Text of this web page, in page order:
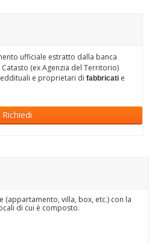
ufficiale estratto dalla banca
Catasto (ex Agenzia del Territorio)
e proprietari difabbricati e
Richiedi
(appartamento, villa, box, etc.) con la
di cui è composto.